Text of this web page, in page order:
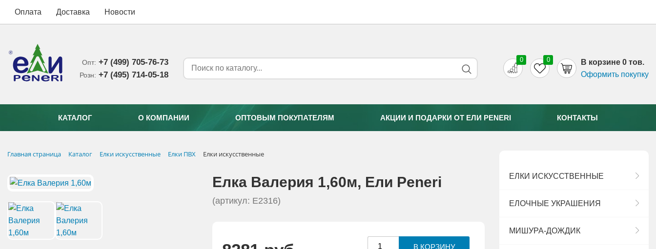
Оплата Доставка Новости
Опт: +7 (499) 705-76-73
Розн: +7 (495) 714-05-18‬
B корзине 0 тов.
Оформить покупку
0
0
КАТАЛОГ О КОМПАНИИ ОПТОВЫМ ПОКУПАТЕЛЯМ АКЦИИ И ПОДАРКИ ОТ EЛИ PENERI КОНТАКТЫ
Главная страница Каталог Елки искусственные Елки ПВХ Елки искусственные
Елка Валерия 1,60м, Eли Peneri
(артикул: E2316)
ЕЛКИ ИСКУССТВЕННЫЕ
ЕЛОЧНЫЕ УКРАШЕНИЯ
МИШУРА-ДОЖДИК